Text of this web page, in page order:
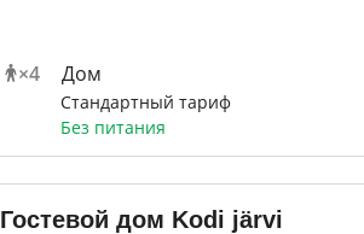
×4 Дом
Стандартный тариф
Без питания
Гостевой дом Kodi järvi